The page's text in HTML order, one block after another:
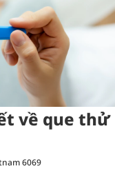
về que thử
6069